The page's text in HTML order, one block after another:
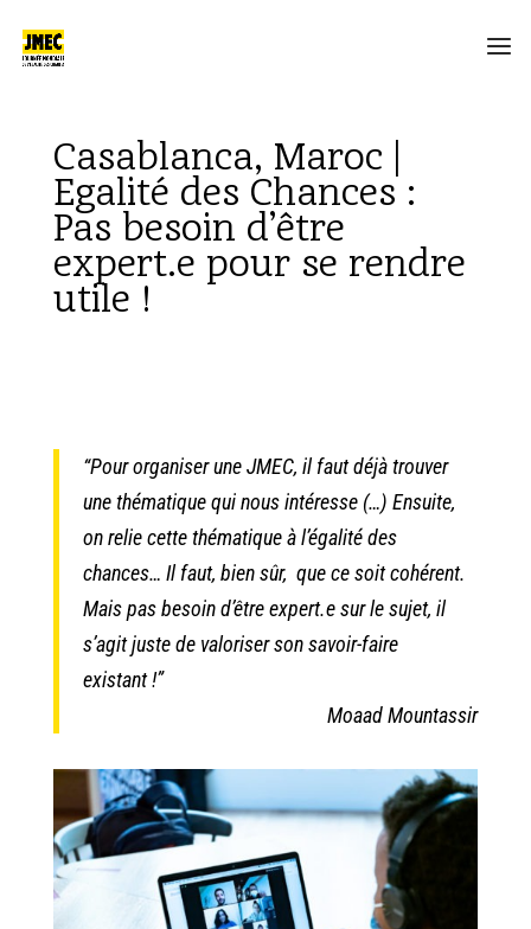
Casablanca, Maroc |
Egalité des Chances :
Pas besoin d’être
expert.e pour se rendre
utile !
“Pour organiser une JMEC, il faut déjà trouver
une thématique qui nous intéresse (…) Ensuite,
on relie cette thématique à l’égalité des
chances… Il faut, bien sûr, que ce soit cohérent.
Mais pas besoin d’être expert.e sur le sujet, il
s’agit juste de valoriser son savoir-faire
existant !”
Moaad Mountassir